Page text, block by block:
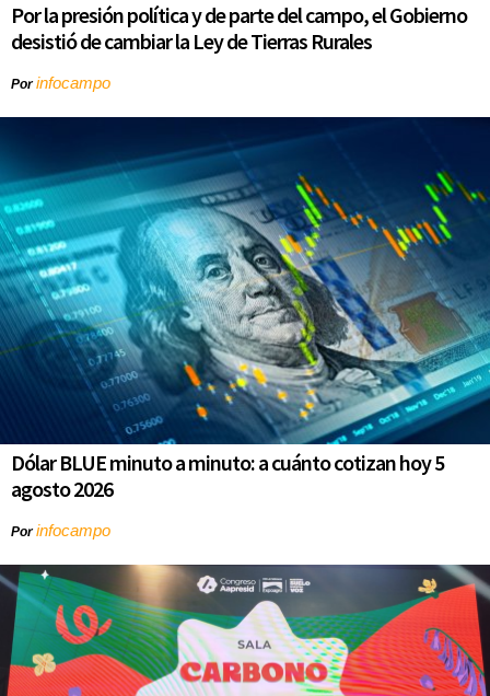
Por la presión política y de parte del campo, el Gobierno
desistió de cambiar la Ley de Tierras Rurales
Porinfocampo
Dólar BLUE minuto a minuto: a cuánto cotizan hoy 5
agosto 2026
Porinfocampo